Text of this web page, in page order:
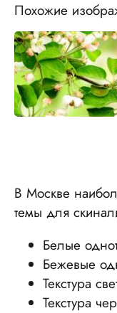
Похожие
В Москве
темы для
Белые
Бежевые
Текстура
Текстура